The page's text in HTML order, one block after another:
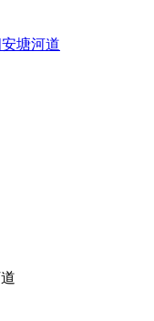
塘河道